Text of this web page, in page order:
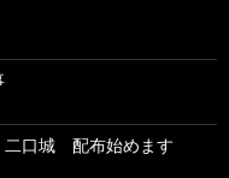
二口城 配布始めます